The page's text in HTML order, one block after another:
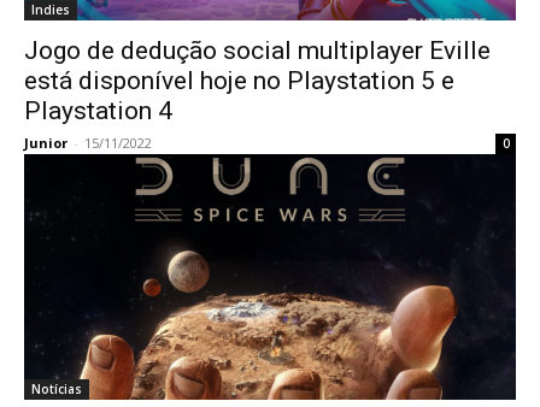
Indies
Jogo de dedução social multiplayer Eville
está disponível hoje no Playstation 5 e
Playstation 4
Junior - 15/11/2022 0
Notícias